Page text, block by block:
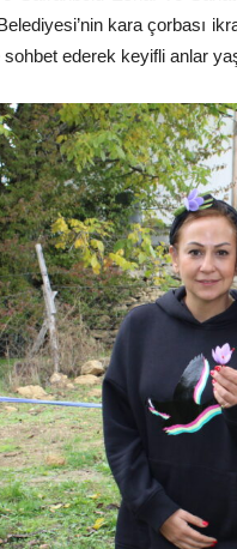
kara çorbası
ederek keyifli anlar